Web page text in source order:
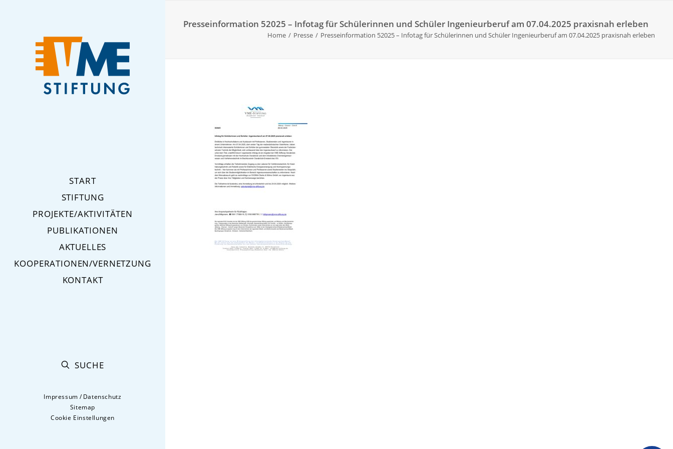
START
STIFTUNG
PROJEKTE/AKTIVITÄTEN
PUBLIKATIONEN
AKTUELLES
KOOPERATIONEN/VERNETZUNG
KONTAKT
SUCHE
Impressum /Datenschutz
Sitemap
Cookie Einstellungen
Presseinformation 52025 – Infotag für Schülerinnen und Schüler Ingenieurberuf am 07.04.2025 praxisnah erleben
Home Presse Presseinformation 52025 – Infotag für Schülerinnen und Schüler Ingenieurberuf am 07.04.2025 praxisnah erleben